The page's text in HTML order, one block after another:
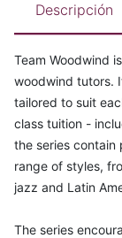
Descripción
Team Woodwind
woodwind tutors.
tailored to suit
class tuition -
the series contain
range of styles,
jazz and Latin
The series